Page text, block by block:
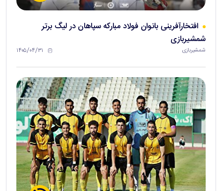
افتخارآفرینی بانوان فولاد مبارکه سپاهان در لیگ برتر
شمشیربازی
شمشیربازی ۱۴۰۵/۰۴/۳۱